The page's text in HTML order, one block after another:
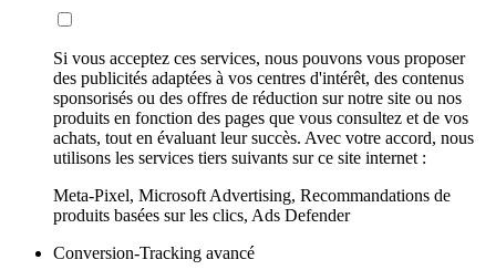
Si vous acceptez ces services, nous pouvons vous proposer
des publicités adaptées à vos centres d'intérêt, des contenus
sponsorisés ou des offres de réduction sur notre site ou nos
produits en fonction des pages que vous consultez et de vos
achats, tout en évaluant leur succès. Avec votre accord, nous
utilisons les services tiers suivants sur ce site internet :
Meta-Pixel, Microsoft Advertising, Recommandations de
produits basées sur les clics, Ads Defender
Conversion-Tracking avancé